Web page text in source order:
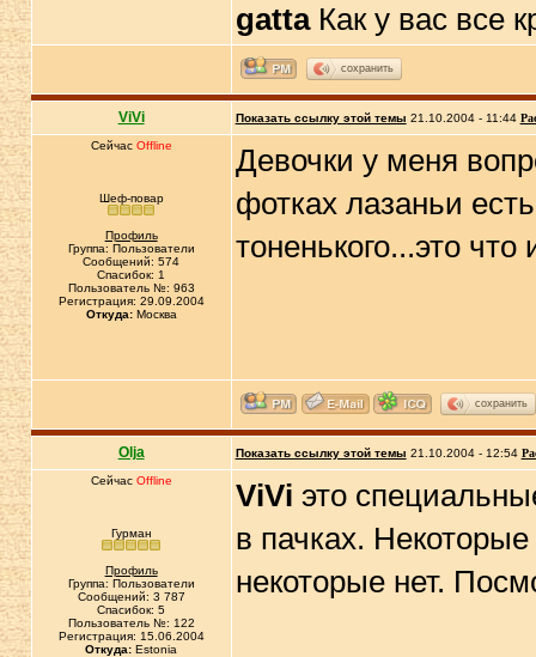
gattaКак у вас все
сохранить
ViVi Показать ссылку этой темы 21.10.2004 - 11:44
Сейчас Offline
Шеф-повар
Профиль
Группа: Пользователи
Сообщений: 574
Спасибок: 1
Пользователь №: 963
Регистрация: 29.09.2004
Откуда:Москва
Девочки у меня
фотках лазаньи
тоненького...это что
сохранить
Olja Показать ссылку этой темы 21.10.2004 - 12:54
Сейчас Offline
Гурман
Профиль
Группа: Пользователи
Сообщений: 3 787
Спасибок: 5
Пользователь №: 122
Регистрация: 15.06.2004
Откуда: Estonia
ViVi это
в пачках.
некоторые нет.